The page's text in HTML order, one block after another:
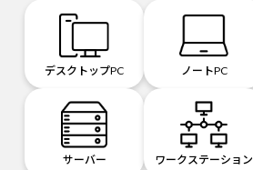
デスクトップPC ノートPC
サーバー ワークステーション